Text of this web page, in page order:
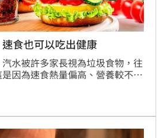
食也可以吃出健康
水被許多家長視為垃圾食物，往
因為速食熱量偏高、營養較不均
美國哈佛大學傳來一個好消息！
料和汽水拿掉就好了」。